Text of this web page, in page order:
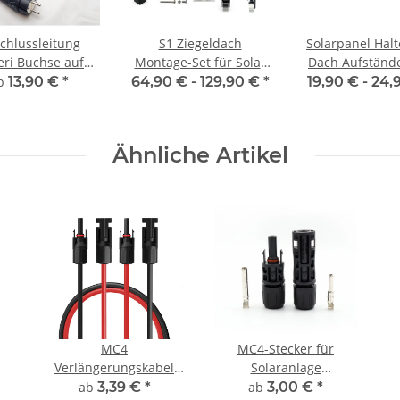
Buchse auf
Stecker Kabel
13,90 € *
S1 Ziegeldach
Montage-Set für Solar
Photovoltaik Module
64,90 € - 129,90 € *
Solarpanel
Dach
Balkon-
19,90 € -
Ähnliche Artikel
MC4
Verlängerungskabel
Anschlusskabel für
ab 3,39 € *
MC4-Stecker für
Solaranlage
Solarstecker (Männlich
ab 3,00 € *